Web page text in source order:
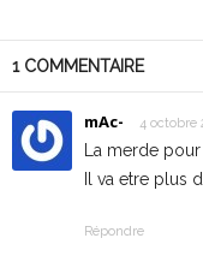
1 COMMENTAIRE
mAc- 4 octobre
La merde
Il va etre plus
Répondre